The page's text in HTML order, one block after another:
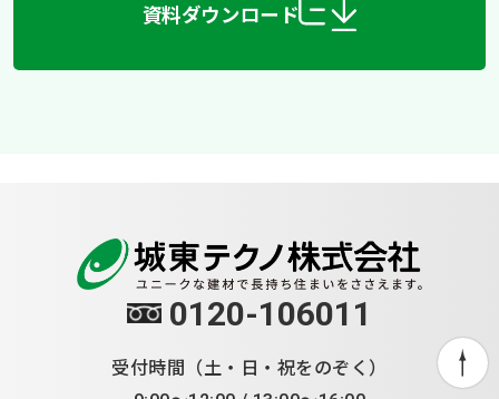
資料ダウンロード
0120-106011
受付時間（土・日・祝をのぞく）